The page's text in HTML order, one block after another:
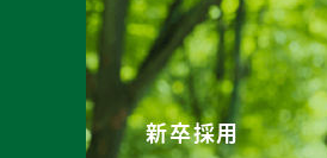
新卒採用